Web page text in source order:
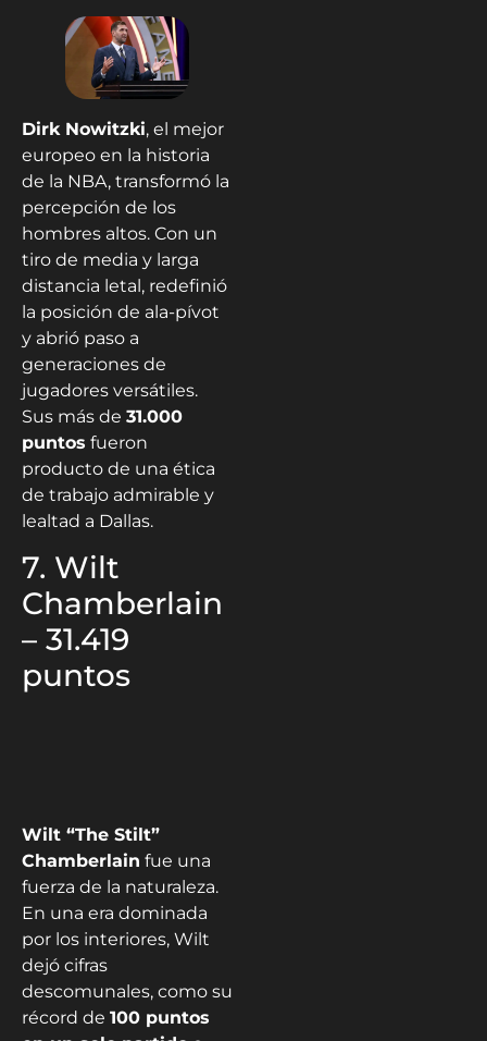
Dirk Nowitzki, el mejor
europeo en la historia
de la NBA, transformó la
percepción de los
hombres altos. Con un
tiro de media y larga
distancia letal, redefinió
la posición de ala-pívot
y abrió paso a
generaciones de
jugadores versátiles.
Sus más de 31.000
puntos fueron
producto de una ética
de trabajo admirable y
lealtad a Dallas.
7. Wilt
Chamberlain
– 31.419
puntos
En una era dominada
por los interiores, Wilt
dejó cifras
descomunales, como su
récord de100 puntos
en un solo partido
temporadas
promediando más de